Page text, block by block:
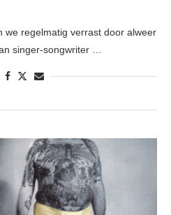
we regelmatig verrast door alweer
singer-songwriter …